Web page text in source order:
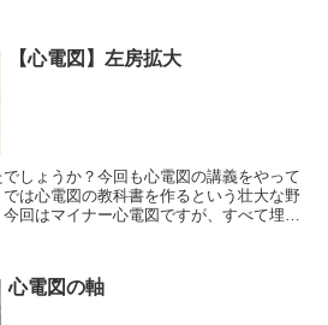
【心電図】左房拡大
しょうか？今回も心電図の講義をやって
は心電図の教科書を作るという壮大な野
回はマイナー心電図ですが、すべて埋め
心電図の軸